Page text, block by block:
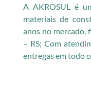
A AKROSUL é
materiais de
anos no mercado,
– RS; Com
entregas em todo